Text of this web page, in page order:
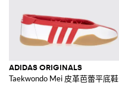
ADIDAS ORIGINALS
Taekwondo Mei 皮革芭蕾平底鞋